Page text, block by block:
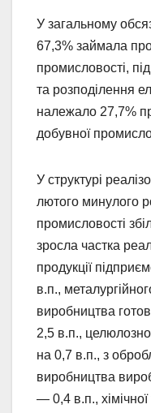
У загальному
67,3% займала
промисловості,
та розподілення
належало 27,7%
добувної
У структурі
лютого минулого
промисловості
зросла частка
продукції
в.п.,
виробництва
2,5 в.п.,
на 0,7 в.п., з
виробництва
— 0,4 в.п., хімічної